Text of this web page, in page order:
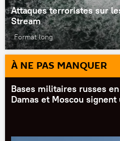
Attaques terroristes sur
Stream
Format long
À NE PAS MANQUER
Bases militaires russes
Damas et Moscou signent